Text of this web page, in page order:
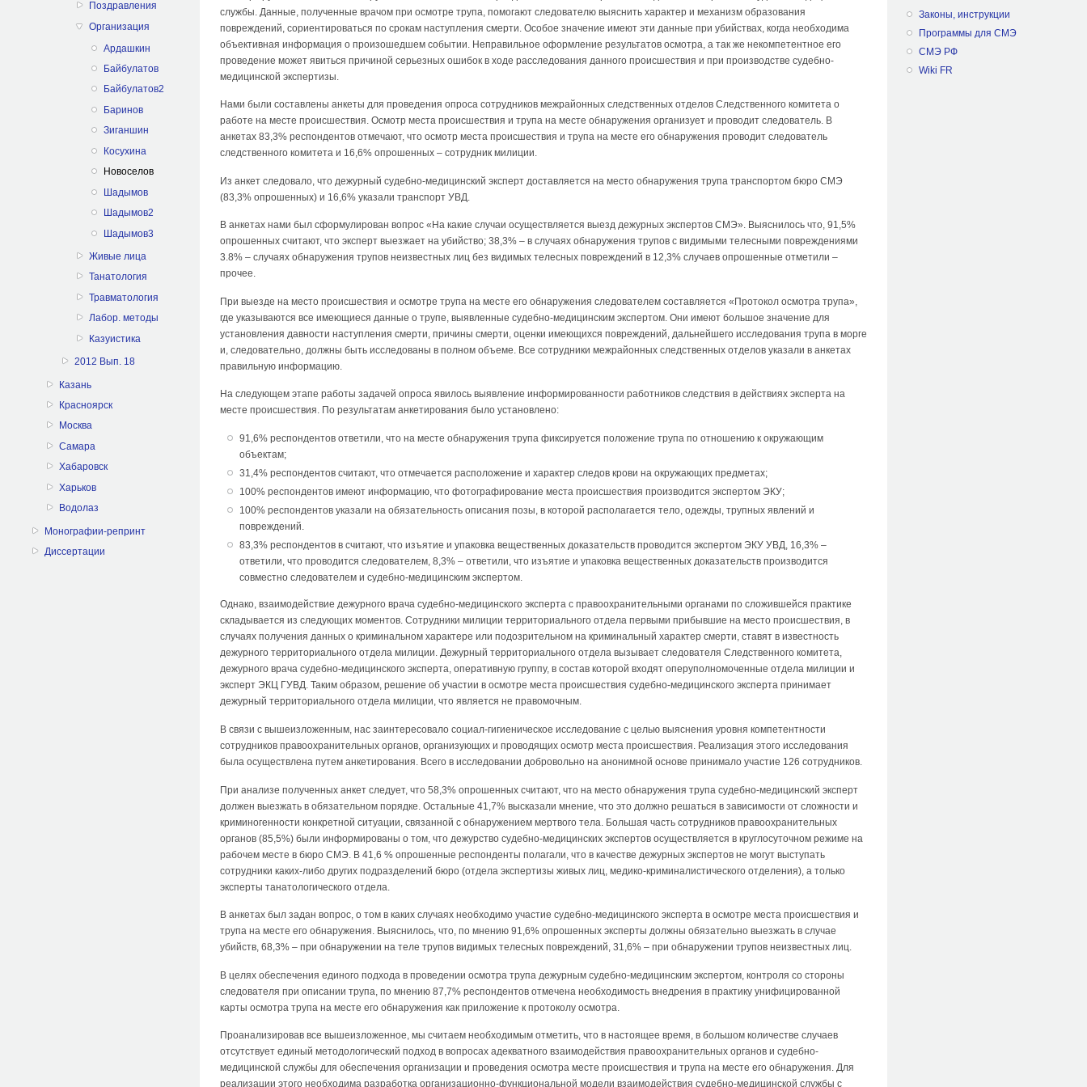
Поздравления
Организация
Ардашкин
Байбулатов
Байбулатов2
Баринов
Зиганшин
Косухина
Новоселов
Шадымов
Шадымов2
Шадымов3
Живые лица
Танатология
Травматология
Лабор. методы
Казуистика
2012 Вып. 18
Казань
Красноярск
Москва
Самара
Хабаровск
Харьков
Водолаз
Монографии-репринт
Диссертации
службы. Данные, полученные врачом при осмотре трупа, помогают следователю выяснить характер и механизм образования
повреждений, сориентироваться по срокам наступления смерти. Особое значение имеют эти данные при убийствах, когда необходима
объективная информация о произошедшем событии. Неправильное оформление результатов осмотра, а так же некомпетентное его
проведение может явиться причиной серьезных ошибок в ходе расследования данного происшествия и при производстве судебно-
медицинской экспертизы.
Нами были составлены анкеты для проведения опроса сотрудников межрайонных следственных отделов Следственного комитета о
работе на месте происшествия. Осмотр места происшествия и трупа на месте обнаружения организует и проводит следователь. В
анкетах 83,3% респондентов отмечают, что осмотр места происшествия и трупа на месте его обнаружения проводит следователь
следственного комитета и 16,6% опрошенных – сотрудник милиции.
Из анкет следовало, что дежурный судебно-медицинский эксперт доставляется на место обнаружения трупа транспортом бюро СМЭ
(83,3% опрошенных) и 16,6% указали транспорт УВД.
В анкетах нами был сформулирован вопрос «На какие случаи осуществляется выезд дежурных экспертов СМЭ». Выяснилось что, 91,5%
опрошенных считают, что эксперт выезжает на убийство; 38,3% – в случаях обнаружения трупов с видимыми телесными повреждениями
3.8% – случаях обнаружения трупов неизвестных лиц без видимых телесных повреждений в 12,3% случаев опрошенные отметили –
прочее.
При выезде на место происшествия и осмотре трупа на месте его обнаружения следователем составляется «Протокол осмотра трупа»,
где указываются все имеющиеся данные о трупе, выявленные судебно-медицинским экспертом. Они имеют большое значение для
установления давности наступления смерти, причины смерти, оценки имеющихся повреждений, дальнейшего исследования трупа в морге
и, следовательно, должны быть исследованы в полном объеме. Все сотрудники межрайонных следственных отделов указали в анкетах
правильную информацию.
На следующем этапе работы задачей опроса явилось выявление информированности работников следствия в действиях эксперта на
месте происшествия. По результатам анкетирования было установлено:
91,6% респондентов ответили, что на месте обнаружения трупа фиксируется положение трупа по отношению к окружающим
объектам;
31,4% респондентов считают, что отмечается расположение и характер следов крови на окружающих предметах;
100% респондентов имеют информацию, что фотографирование места происшествия производится экспертом ЭКУ;
100% респондентов указали на обязательность описания позы, в которой располагается тело, одежды, трупных явлений и
повреждений.
83,3% респондентов в считают, что изъятие и упаковка вещественных доказательств проводится экспертом ЭКУ УВД, 16,3% –
ответили, что проводится следователем, 8,3% – ответили, что изъятие и упаковка вещественных доказательств производится
совместно следователем и судебно-медицинским экспертом.
Однако, взаимодействие дежурного врача судебно-медицинского эксперта с правоохранительными органами по сложившейся практике
складывается из следующих моментов. Сотрудники милиции территориального отдела первыми прибывшие на место происшествия, в
случаях получения данных о криминальном характере или подозрительном на криминальный характер смерти, ставят в известность
дежурного территориального отдела милиции. Дежурный территориального отдела вызывает следователя Следственного комитета,
дежурного врача судебно-медицинского эксперта, оперативную группу, в состав которой входят оперуполномоченные отдела милиции и
эксперт ЭКЦ ГУВД. Таким образом, решение об участии в осмотре места происшествия судебно-медицинского эксперта принимает
дежурный территориального отдела милиции, что является не правомочным.
В связи с вышеизложенным, нас заинтересовало социал-гигиеническое исследование с целью выяснения уровня компетентности
сотрудников правоохранительных органов, организующих и проводящих осмотр места происшествия. Реализация этого исследования
была осуществлена путем анкетирования. Всего в исследовании добровольно на анонимной основе принимало участие 126 сотрудников.
При анализе полученных анкет следует, что 58,3% опрошенных считают, что на место обнаружения трупа судебно-медицинский эксперт
должен выезжать в обязательном порядке. Остальные 41,7% высказали мнение, что это должно решаться в зависимости от сложности и
криминогенности конкретной ситуации, связанной с обнаружением мертвого тела. Большая часть сотрудников правоохранительных
органов (85,5%) были информированы о том, что дежурство судебно-медицинских экспертов осуществляется в круглосуточном режиме на
рабочем месте в бюро СМЭ. В 41,6 % опрошенные респонденты полагали, что в качестве дежурных экспертов не могут выступать
сотрудники каких-либо других подразделений бюро (отдела экспертизы живых лиц, медико-криминалистического отделения), а только
эксперты танатологического отдела.
В анкетах был задан вопрос, о том в каких случаях необходимо участие судебно-медицинского эксперта в осмотре места происшествия и
трупа на месте его обнаружения. Выяснилось, что, по мнению 91,6% опрошенных эксперты должны обязательно выезжать в случае
убийств, 68,3% – при обнаружении на теле трупов видимых телесных повреждений, 31,6% – при обнаружении трупов неизвестных лиц.
В целях обеспечения единого подхода в проведении осмотра трупа дежурным судебно-медицинским экспертом, контроля со стороны
следователя при описании трупа, по мнению 87,7% респондентов отмечена необходимость внедрения в практику унифицированной
карты осмотра трупа на месте его обнаружения как приложение к протоколу осмотра.
Проанализировав все вышеизложенное, мы считаем необходимым отметить, что в настоящее время, в большом количестве случаев
отсутствует единый методологический подход в вопросах адекватного взаимодействия правоохранительных органов и судебно-
медицинской службы для обеспечения организации и проведения осмотра месте происшествия и трупа на месте его обнаружения. Для
реализации этого необходима разработка организационно-функциональной модели взаимодействия судебно-медицинской службы с
Законы, инструкции
Программы для СМЭ
СМЭ РФ
Wiki FR